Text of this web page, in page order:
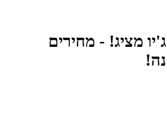
מציג! - מחירים